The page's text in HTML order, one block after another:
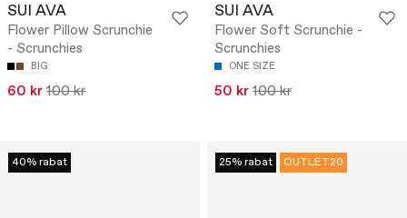
SUI AVA
Flower Pillow Scrunchie
- Scrunchies
BIG
60 kr 100 kr
SUI AVA
Flower Soft Scrunchie -
Scrunchies
ONE SIZE
50 kr 100 kr
40% rabat 25% rabat OUTLET20